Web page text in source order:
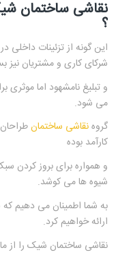
نقاشی ساختمان
؟
این گونه از تزئینات داخلی در
شرکای کاری و مشتریان نیز
و تبلیغ نامشهود اما
می شود.
گروهنقاشی ساختمانطراحان
کارآمد بوده
و همواره برای بروز کردن
شیوه ها می کوشد.
به شما اطمینان می دهیم
ارائه خواهیم کرد.
نقاشی ساختمان شیک را از